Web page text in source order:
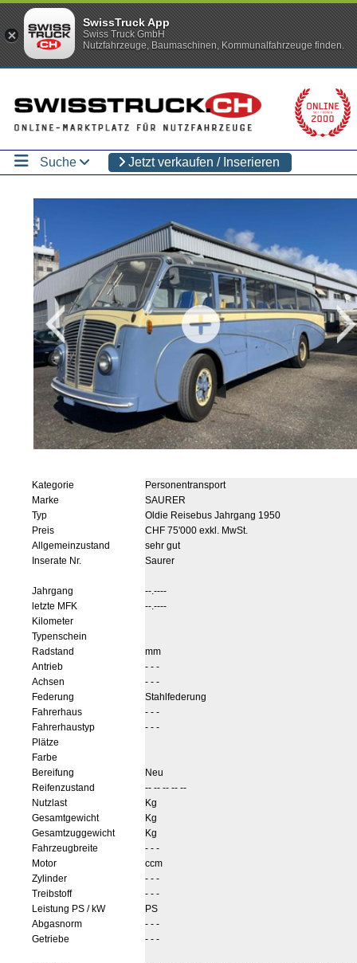
Suche Jetzt verkaufen / Inserieren
Kategorie
Personentransport
Marke
SAURER
Typ
Oldie Reisebus Jahrgang 1950
Preis
CHF 75'000 exkl. MwSt.
Allgemeinzustand
sehr gut
Inserate Nr.
Saurer
Jahrgang
--.----
letzte MFK
--.----
Kilometer
Typenschein
Radstand
mm
Antrieb
- - -
Achsen
- - -
Federung
Stahlfederung
Fahrerhaus
- - -
Fahrerhaustyp
- - -
Plätze
Farbe
Bereifung
Neu
Reifenzustand
-- -- -- -- --
Nutzlast
Kg
Gesamtgewicht
Kg
Gesamtzuggewicht
Kg
Fahrzeugbreite
- - -
Motor
ccm
Zylinder
- - -
Treibstoff
- - -
Leistung PS / kW
PS
Abgasnorm
- - -
Getriebe
- - -
SwissTruck App
Swiss Truck GmbH
Nutzfahrzeuge, Baumaschinen, Kommunalfahrzeuge finden.